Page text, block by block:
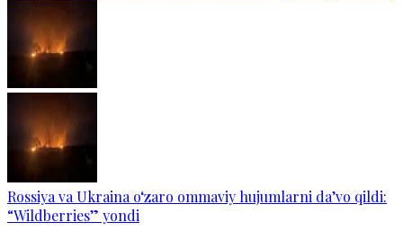
Rossiya va Ukraina o‘zaro ommaviy hujumlarni da’vo qildi:
“Wildberries” yondi